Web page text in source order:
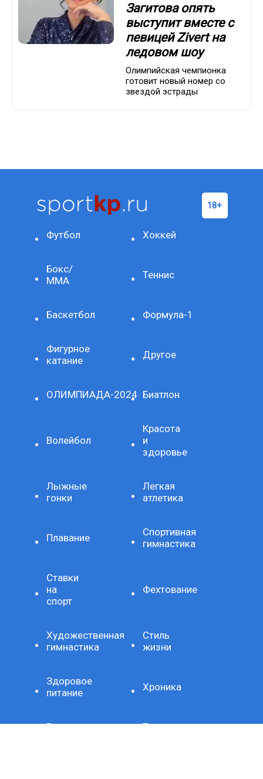
Загитова опять
выступит вместе с
певицей Zivert на
ледовом шоу
Олимпийская чемпионка
готовит новый номер со
звездой эстрады
Футбол Хоккей
Бокс/
ММА
Теннис
Баскетбол Формула-1
Фигурное
катание
Другое
ОЛИМПИАДА-2024 Биатлон
Волейбол
Красота
и
здоровье
Лыжные
гонки
Легкая
атлетика
Плавание
Спортивная
гимнастика
Ставки
на
спорт
Фехтование
Художественная
гимнастика
Стиль
жизни
Здоровое
питание
Хроника
Важно Технология